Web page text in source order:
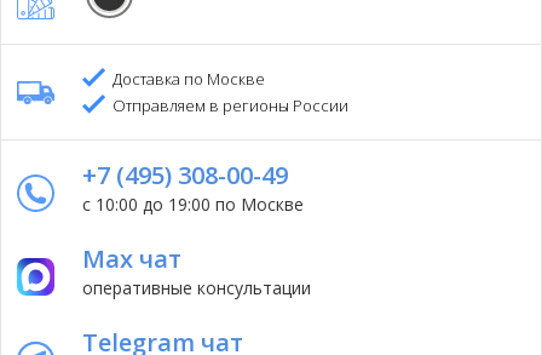
Доставка по Москве
Отправляем в регионы России
+7 (495) 308-00-49
с 10:00 до 19:00 по Москве
Max чат
оперативные консультации
Telegram чат